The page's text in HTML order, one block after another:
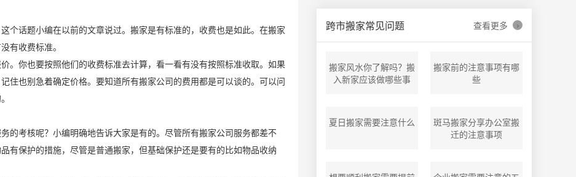
个话题小编在以前的文章说过。搬家是有标准的，收费也是如此。在搬家
有收费标准。
。你也要按照他们的收费标准去计算，看一看有没有按照标准收取。如果
住也别急着确定价格。要知道所有搬家公司的费用都是可以谈的。可以问
的考核呢？小编明确地告诉大家是有的。尽管所有搬家公司服务都差不
有保护的措施，尽管是普通搬家，但基础保护还是要有的比如物品收纳
跨市搬家常见问题 查看更多 ›
搬家风水你了解吗？搬
入新家应该做哪些事
搬家前的注意事项有哪
些
夏日搬家需要注意什么
斑马搬家分享办公室搬
迁的注意事项